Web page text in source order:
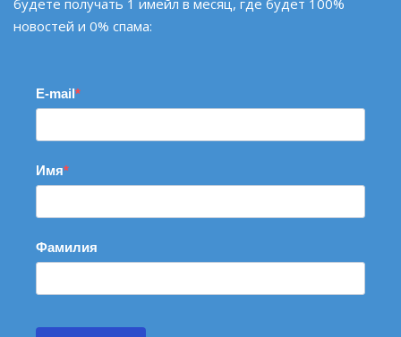
новостей и 0% спама:
E-mail
Имя
Фамилия